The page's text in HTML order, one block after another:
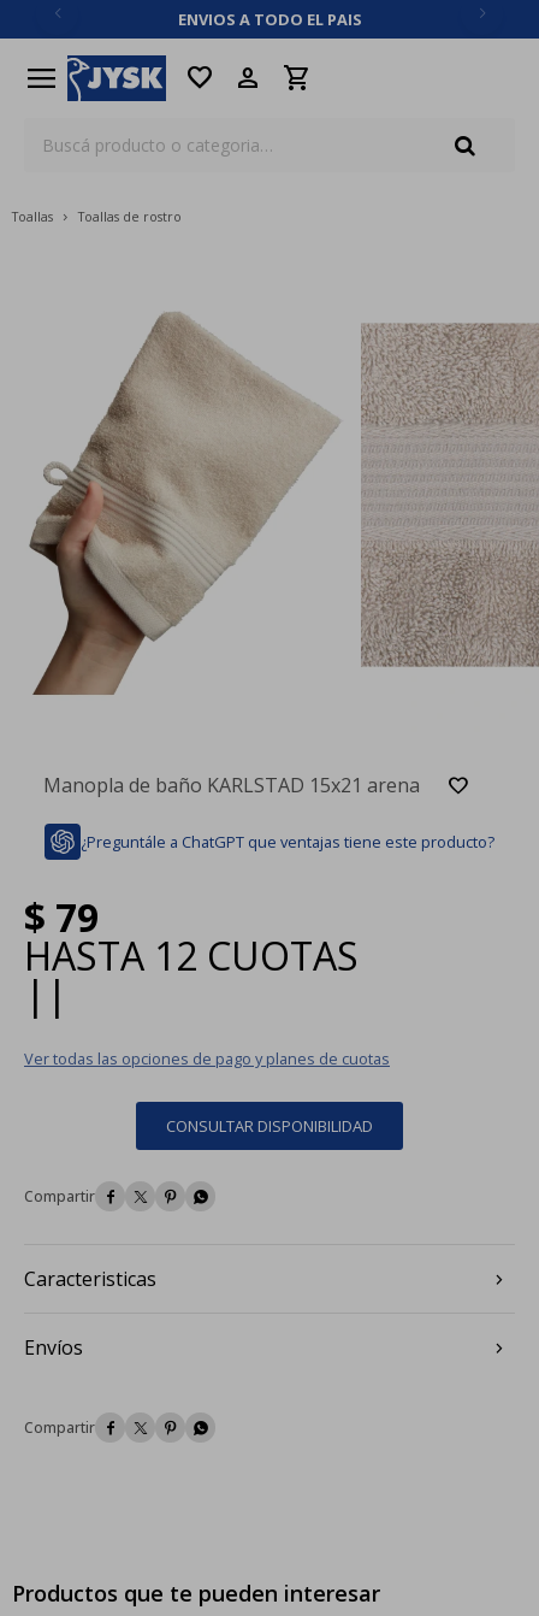
ENVIOS A TODO EL PAIS
menu favorite
Toallas Toallas de rostro
Manopla de baño KARLSTAD 15x21 arena
¿Preguntále a ChatGPT que ventajas tiene este producto?
$ 79
HASTA 12 CUOTAS
| |
Ver todas las opciones de pago y planes de cuotas
CONSULTAR DISPONIBILIDAD
   
Caracteristicas
Envíos
   
Productos que te pueden interesar
close